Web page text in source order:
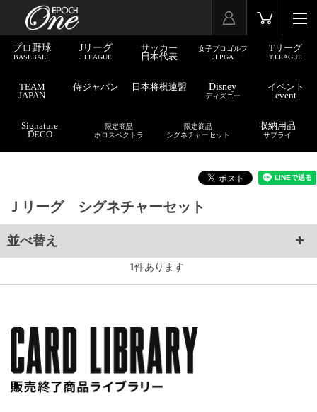
プロ野球
BASEBALL
Jリーグ
J.LEAGUE
サッカー
日本代表
女子プロゴルフ
JLPGA
Tリーグ
T.LEAGUE
TEAM
JAPAN
侍ジャパン 日本将棋連盟 Disney
ディズニー
イベント
event
Signature
DECO
限定商品
ホロスペクトラ
限定商品
シグネチャーセット
収納用品
サプライ
Ｊリーグ シグネチャーセット
並べ替え
1件あります